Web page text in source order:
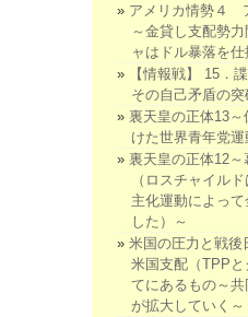
アメリカ情勢４
～金貸し支配勢
ャはドル暴落を
【情報戦】 15．
その自己矛盾の
裏天皇の正体13
けた世界青年党
裏天皇の正体12
（ロスチャイル
主化運動によっ
した）～
米国の圧力と戦
米国支配（TPP
てにあるもの～
が拡大していく～